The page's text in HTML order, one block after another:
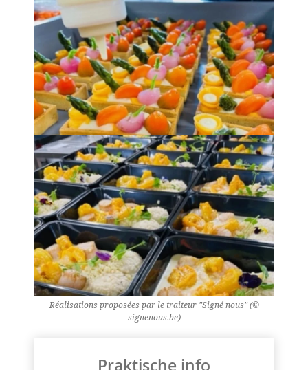
Réalisations proposées par le traiteur "Signé nous" (©
signenous.be)
Praktische info